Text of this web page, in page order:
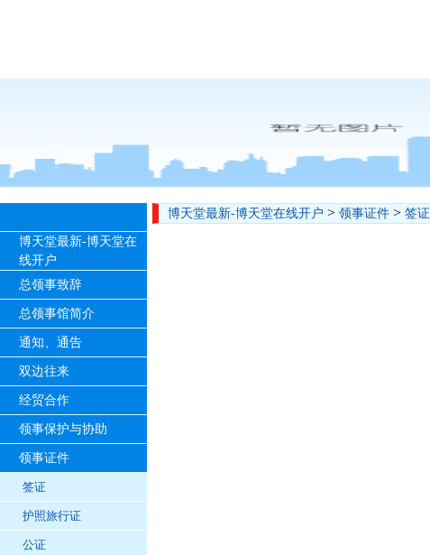
博天堂最新-博天堂在
线开户
总领事致辞
总领事馆简介
通知、通告
双边往来
经贸合作
领事保护与协助
领事证件
签证
护照旅行证
公证
博天堂最新-博天堂在线开户 > 领事证件 > 签证